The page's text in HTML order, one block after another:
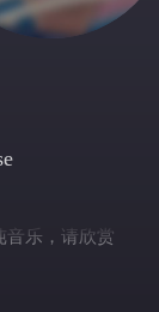
音乐，请欣赏